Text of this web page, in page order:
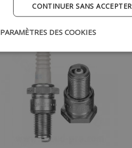
CONTINUER SANS ACCEPTER
PARAMÈTRES DES COOKIES